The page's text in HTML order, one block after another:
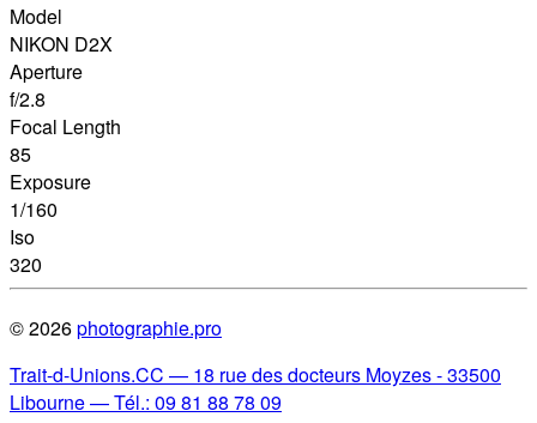
Model
NIKON D2X
Aperture
f/2.8
Focal Length
85
Exposure
1/160
Iso
320
© 2026photographie.pro
Trait-d-Unions.CC — 18 rue des docteurs Moyzes - 33500
Libourne — Tél.: 09 81 88 78 09